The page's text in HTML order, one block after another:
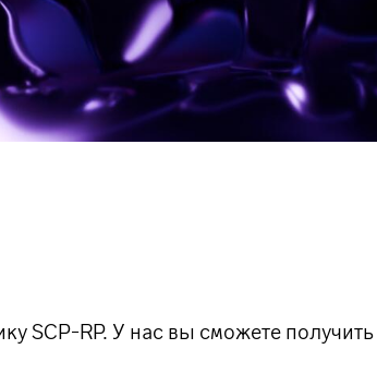
SCP-RP. У нас вы сможете